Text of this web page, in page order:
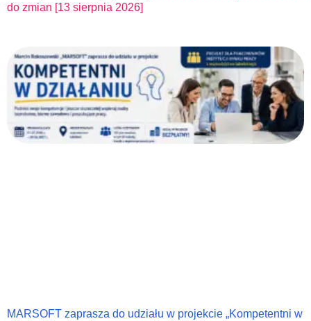
do zmian [13 sierpnia 2026]
MARSOFT zaprasza do udziału w projekcie „Kompetentni w